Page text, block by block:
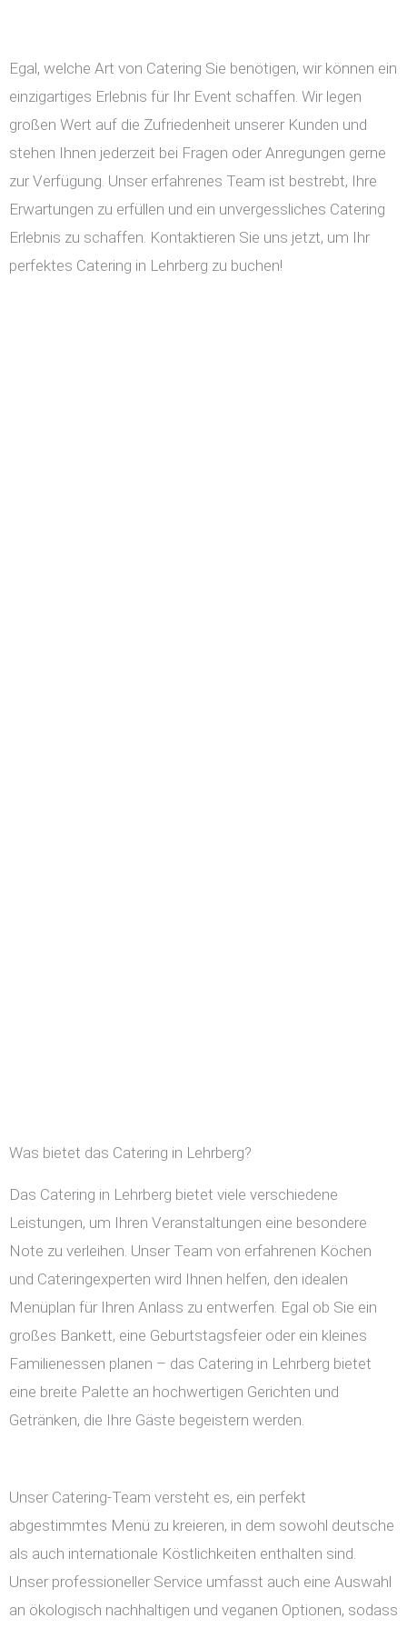
Egal, welche Art von Catering Sie benötigen, wir können ein
einzigartiges Erlebnis für Ihr Event schaffen. Wir legen
großen Wert auf die Zufriedenheit unserer Kunden und
stehen Ihnen jederzeit bei Fragen oder Anregungen gerne
zur Verfügung. Unser erfahrenes Team ist bestrebt, Ihre
Erwartungen zu erfüllen und ein unvergessliches Catering
Erlebnis zu schaffen. Kontaktieren Sie uns jetzt, um Ihr
perfektes Catering in Lehrberg zu buchen!
Was bietet das Catering in Lehrberg?
Das Catering in Lehrberg bietet viele verschiedene
Leistungen, um Ihren Veranstaltungen eine besondere
Note zu verleihen. Unser Team von erfahrenen Köchen
und Cateringexperten wird Ihnen helfen, den idealen
Menüplan für Ihren Anlass zu entwerfen. Egal ob Sie ein
großes Bankett, eine Geburtstagsfeier oder ein kleines
Familienessen planen – das Catering in Lehrberg bietet
eine breite Palette an hochwertigen Gerichten und
Getränken, die Ihre Gäste begeistern werden.
Unser Catering-Team versteht es, ein perfekt
abgestimmtes Menü zu kreieren, in dem sowohl deutsche
als auch internationale Köstlichkeiten enthalten sind.
Unser professioneller Service umfasst auch eine Auswahl
an ökologisch nachhaltigen und veganen Optionen, sodass